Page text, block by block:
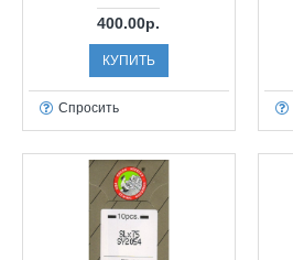
400.00р.
КУПИТЬ
Спросить